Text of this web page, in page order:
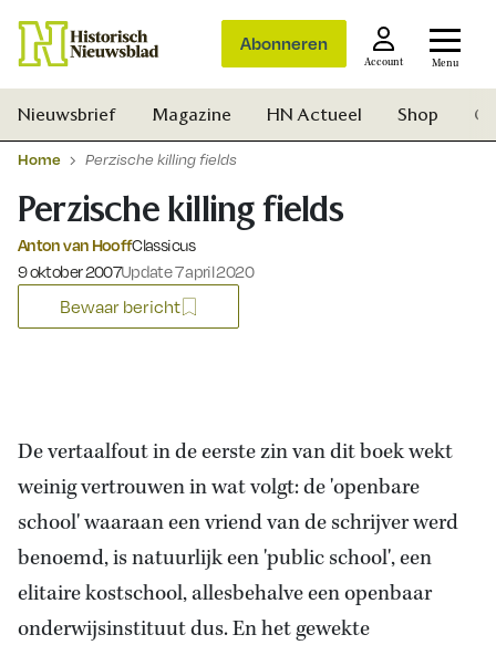
Abonneren
Account Menu
Zoek
Nieuwsbrief Magazine HN Actueel Shop
Home Perzische killing fields
Perzische killing fields
Anton van HooffClassicus
Gepubliceerd op:
9 oktober 2007Update 7 april 2020
Bewaar bericht
De vertaalfout in de eerste zin van dit boek wekt
weinig vertrouwen in wat volgt: de 'openbare
school' waaraan een vriend van de schrijver werd
benoemd, is natuurlijk een 'public school', een
elitaire kostschool, allesbehalve een openbaar
onderwijsinstituut dus. En het gewekte